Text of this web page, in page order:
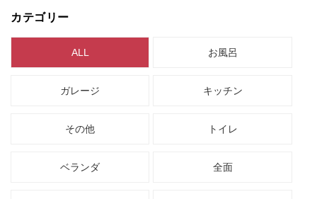
リフォーム事例
リフォーム現場リポート
リフォーム 支援制度
カテゴリー
ALL お風呂
ガレージ キッチン
その他 トイレ
ベランダ 全面